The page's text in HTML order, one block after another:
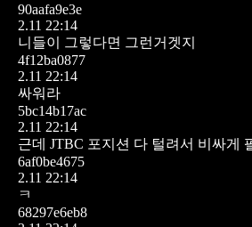
90aafa9e3e
2.11 22:14
니들이 그렇다면 그런거겟지
4f12ba0877
2.11 22:14
싸워라
5bc14b17ac
2.11 22:14
근데 JTBC 포지션 다 털려서 비싸게
6af0be4675
2.11 22:14
ㅋ
68297e6eb8